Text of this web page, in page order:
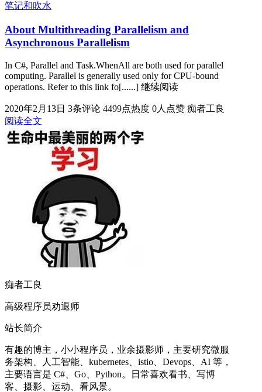
笔记和吹水
About Multithreading Parallelism and
Asynchronous Parallelism
In C#, Parallel and Task.WhenAll are both used for parallel
computing. Parallel is generally used only for CPU-bound
operations. Refer to this link fo[......] 继续阅读
2020年2月13日 3条评论 4499点热度 0人点赞 痴者工良
阅读全文
痴者工良
高级程序员劝退师
站长简介
有趣的博主，小小程序员，业余摄影师，主要研究微服
务架构、人工智能、kubernetes、istio、Devops、AI 等，
主要语言是 C#、Go、Python。日常喜欢看书、写博
客、摄影、运动、看风景。